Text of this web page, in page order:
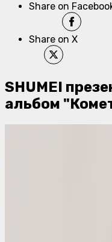
Share on
Share on X
SHUMEI
альбом